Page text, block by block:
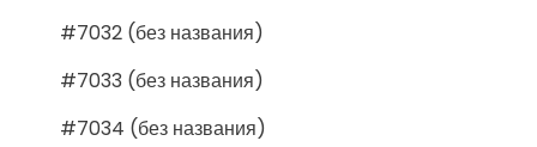
#7032 (без названия)
#7033 (без названия)
#7034 (без названия)